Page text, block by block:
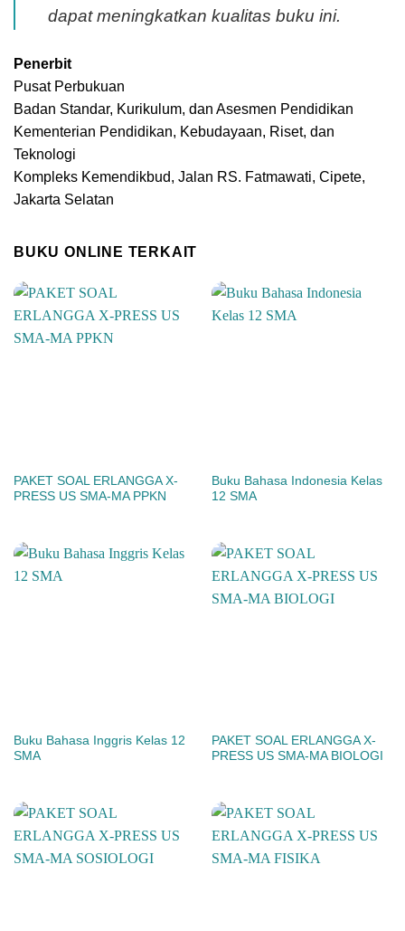
dapat meningkatkan kualitas buku ini.
Penerbit
Pusat Perbukuan
Badan Standar, Kurikulum, dan Asesmen Pendidikan
Kementerian Pendidikan, Kebudayaan, Riset, dan
Teknologi
Kompleks Kemendikbud, Jalan RS. Fatmawati, Cipete,
Jakarta Selatan
BUKU ONLINE TERKAIT
PAKET SOAL ERLANGGA X-
PRESS US SMA-MA PPKN
Buku Bahasa Indonesia Kelas
12 SMA
Buku Bahasa Inggris Kelas 12
SMA
PAKET SOAL ERLANGGA X-
PRESS US SMA-MA BIOLOGI